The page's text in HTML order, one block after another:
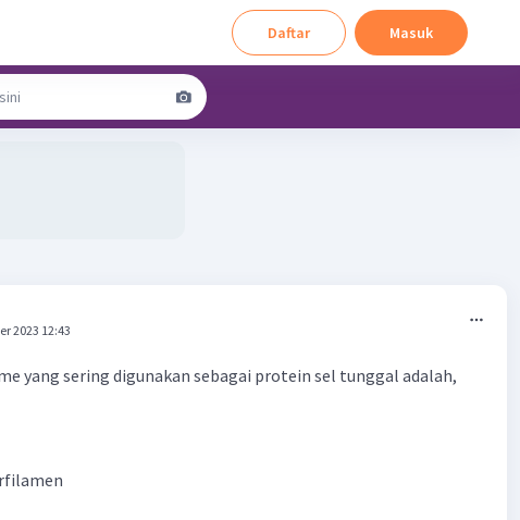
Daftar Masuk
2023 12:43
yang sering digunakan sebagai protein sel tunggal adalah,